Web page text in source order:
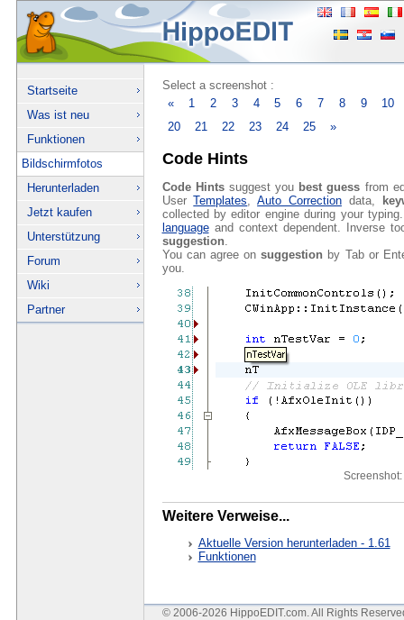
Startseite
Was ist neu
Funktionen
Bildschirmfotos
Herunterladen
Jetzt kaufen
Unterstützung
Forum
Wiki
Partner
Select a screenshot :
«
1 2 3 4 5 6 7 8 9
10
20
21 22 23 24 25 »
Code Hints
Code Hintssuggest you best guess from
UserTemplates,Auto Correctiondata,
collected by editor engine during your
languageand context dependent. Inverse
suggestion.
You can agree onsuggestion by Tab or
you.
Weitere Verweise...
Aktuelle Version herunterladen - 1.61
Funktionen
© 2006-2026 HippoEDIT.com. All Rights